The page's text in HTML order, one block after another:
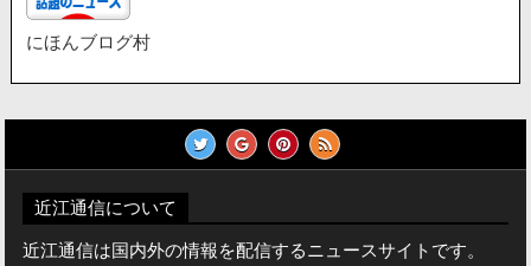
にほんブログ村
近江通信について
近江通信は国内外の情報を配信するニュースサイトです。